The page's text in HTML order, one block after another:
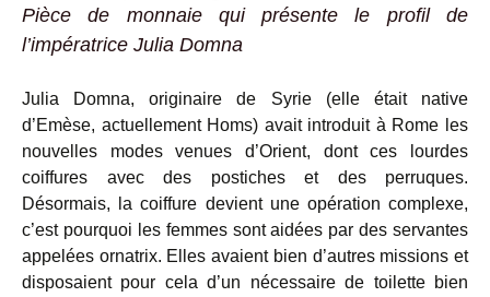
Pièce de monnaie qui présente le profil de
l’impératrice Julia Domna
Julia Domna, originaire de Syrie (elle était native
d’Emèse, actuellement Homs) avait introduit à Rome les
nouvelles modes venues d’Orient, dont ces lourdes
coiffures avec des postiches et des perruques.
Désormais, la coiffure devient une opération complexe,
c’est pourquoi les femmes sont aidées par des servantes
appelées ornatrix. Elles avaient bien d’autres missions et
disposaient pour cela d’un nécessaire de toilette bien